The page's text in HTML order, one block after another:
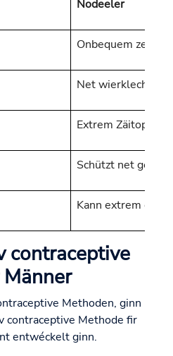
Nodeeler
Onbequem ze
Net wierklech
Extrem
Schützt net géint
Kann extrem
contraceptive
Methoden, ginn
contraceptive Methode fir
entwéckelt ginn.